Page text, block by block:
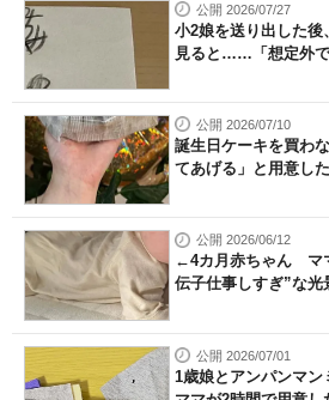
公開 2026/07/27
小2娘を送り出した
見ると……「想定外
公開 2026/07/10
誕生日ケーキを買わ
てあげる」と用意
公開 2026/06/12
←4カ月赤ちゃん マ
伝子仕事しすぎ”な
公開 2026/07/01
1歳娘とアンパンマ